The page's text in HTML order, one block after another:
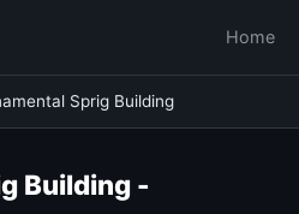
Home
Sprig Building
Building -